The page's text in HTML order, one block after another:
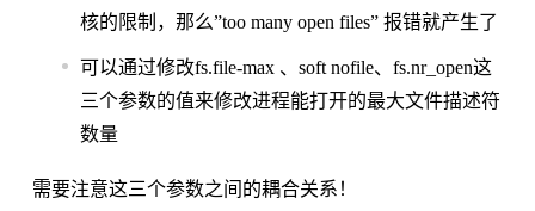
核的限制，那么”too many open files” 报错就产生了
可以通过修改fs.file-max 、soft nofile、fs.nr_open这
三个参数的值来修改进程能打开的最大文件描述符
数量
需要注意这三个参数之间的耦合关系！